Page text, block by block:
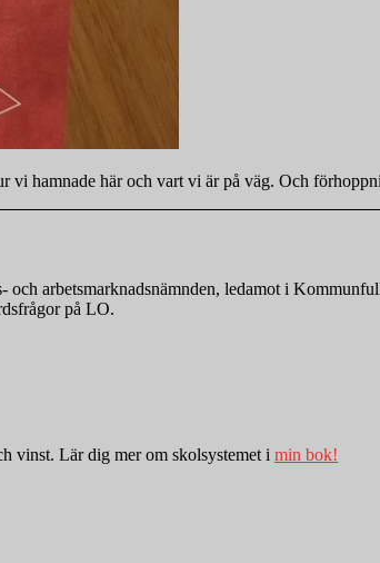
hamnade här och vart vi är på väg. Och
arbetsmarknadsnämnden, ledamot i
på LO.
vinst. Lär dig mer om skolsystemet i min bok!